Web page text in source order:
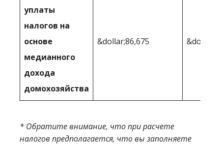
уплаты
налогов на
основе
медианного
дохода
домохозяйства
&dollar;86,675
* Обратите внимание, что при расчете
налогов предполагается, что вы заполняете